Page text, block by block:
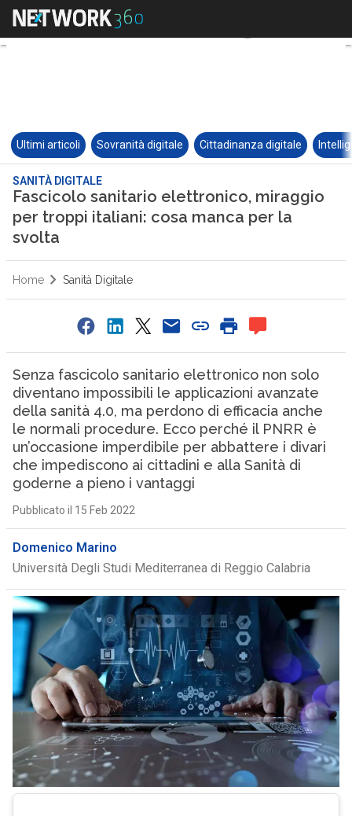
Ultimi articoli Sovranità digitale Cittadinanza digitale
SANITÀ DIGITALE
Fascicolo sanitario elettronico, miraggio
per troppi italiani: cosa manca per la
svolta
Home Sanità Digitale
Senza fascicolo sanitario elettronico non solo
diventano impossibili le applicazioni avanzate
della sanità 4.0, ma perdono di efficacia anche
le normali procedure. Ecco perché il PNRR è
un’occasione imperdibile per abbattere i divari
che impediscono ai cittadini e alla Sanità di
goderne a pieno i vantaggi
Pubblicato il 15 Feb 2022
Domenico Marino
Università Degli Studi Mediterranea di Reggio Calabria